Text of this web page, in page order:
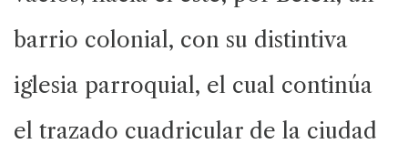
barrio colonial, con su distintiva
iglesia parroquial, el cual continúa
el trazado cuadricular de la ciudad